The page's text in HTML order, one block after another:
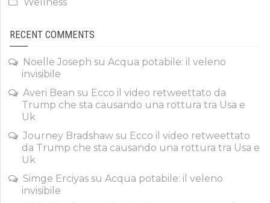
Wellness
RECENT COMMENTS
Noelle Joseph su Acqua potabile: il veleno
invisibile
Averi Bean su Ecco il video retweettato da
Trump che sta causando una rottura tra Usa e
Uk
Journey Bradshaw su Ecco il video retweettato
da Trump che sta causando una rottura tra Usa e
Uk
Simge Erciyas su Acqua potabile: il veleno
invisibile